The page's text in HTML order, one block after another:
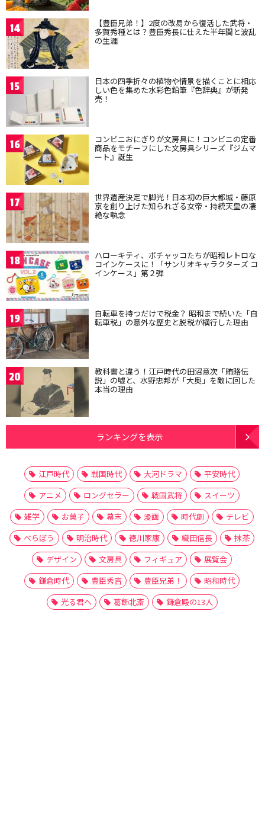
14 【豊臣兄弟！】2度の改易から復活した武将・
多賀秀種とは？豊臣秀長に仕えた半年間と波乱
の生涯
15 日本の四季折々の植物や情景を描くことに相応
しい色を集めた水彩色鉛筆『色辞典』が新発
売！
16 コンビニおにぎりが文房具に！コンビニの定番
商品をモチーフにした文房具シリーズ『ジムマ
ート』誕生
17 世界遺産決定で脚光！日本初の巨大都城・藤原
京を創り上げた知られざる女帝・持統天皇の凄
絶な執念
18 ハローキティ、ポチャッコたちが昭和レトロな
コインケースに！「サンリオキャラクターズ コ
インケース」第２弾
19 自転車を持つだけで税金？ 昭和まで続いた「自
転車税」の意外な歴史と脱税が横行した理由
20 教科書と違う！江戸時代の田沼意次「賄賂伝
説」の嘘と、水野忠邦が「大奥」を敵に回した
本当の理由
ランキングを表示
江戸時代 戦国時代 大河ドラマ
平安時代
アニメ
ロングセラー 戦国武将
スイーツ
雑学
お菓子 幕末 漫画 時代劇
テレビ
べらぼう
明治時代 徳川家康 織田信長
抹茶
デザイン
文房具 フィギュア
展覧会
鎌倉時代
豊臣秀吉 豊臣兄弟！
昭和時代
光る君へ
葛飾北斎 鎌倉殿の13人